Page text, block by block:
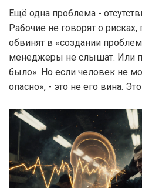
Ещё одна проблема -
Рабочие не говорят о рисках,
обвинят в «создании
менеджеры не слышат. Или
было». Но если человек не
опасно», - это не его вина.